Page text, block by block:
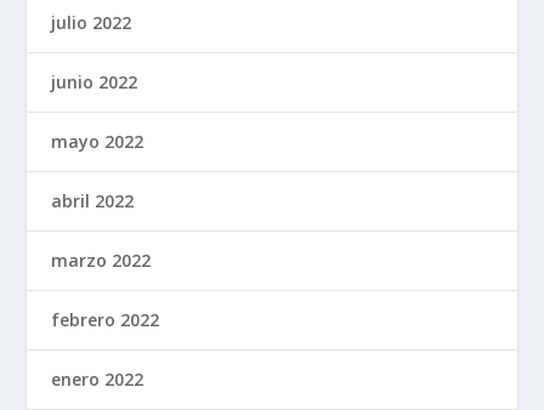
julio 2022
junio 2022
mayo 2022
abril 2022
marzo 2022
febrero 2022
enero 2022